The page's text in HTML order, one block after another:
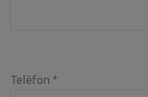
Telèfon *